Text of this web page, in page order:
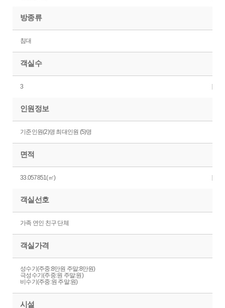
방종류
침대
객실수
3
인원정보
기준인원(2)명 최대인원 (5)명
면적
33.057851(㎡)
객실선호
가족 연인 친구 단체
객실가격
성수기(주중:8만원 주말:8만원)
극성수기(주중:원 주말:원)
비수기(주중:원 주말:원)
시설